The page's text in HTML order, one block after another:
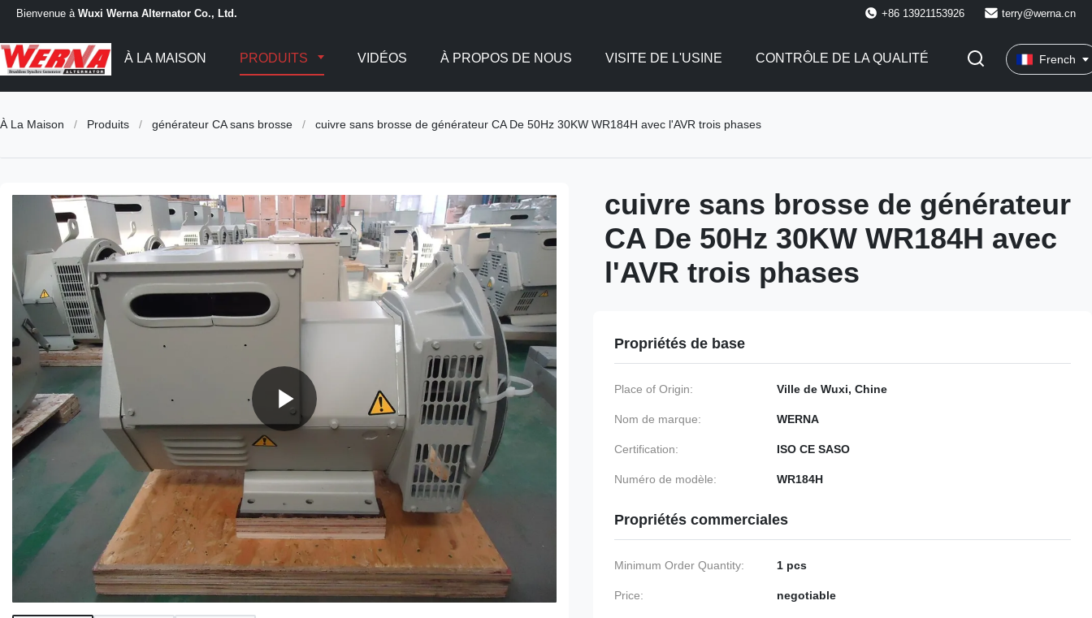
Bienvenue à Wuxi Werna Alternator Co., Ltd. +86 13921153926 terry@werna.cn
À LA MAISON PRODUITS VIDÉOS À PROPOS DE NOUS VISITE DE L'USINE CONTRÔLE DE LA QUALITÉ French
À La Maison / Produits / générateur CA sans brosse / cuivre sans brosse de générateur CA De 50Hz 30KW WR184H avec l'AVR trois phases
cuivre sans brosse de générateur
CA De 50Hz 30KW WR184H avec
l'AVR trois phases
Propriétés de base
Place of Origin: Ville de Wuxi, Chine
Nom de marque: WERNA
Certification: ISO CE SASO
Numéro de modèle: WR184H
Propriétés commerciales
Minimum Order Quantity: 1 pcs
Price: negotiable